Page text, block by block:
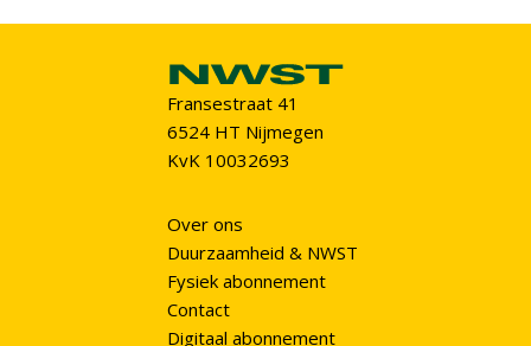
Fransestraat 41
6524 HT Nijmegen
KvK 10032693
Over ons
Duurzaamheid & NWST
Fysiek abonnement
Contact
Digitaal abonnement